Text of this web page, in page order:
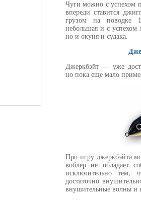
Чуги можно с успехом
впереди ставится
грузом на поводке
небольшая и с успехом
но и окуня и судака.
Джеркбэйт — уже
но пока еще мало
Про игру джеркбэйта
воблер не обладает
исключительно тем,
достаточно
внушительные волны и